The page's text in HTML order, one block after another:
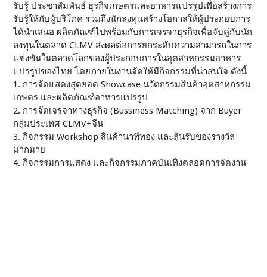
รับรู้ ประชาสัมพันธ์ ธุรกิจเกษตรและอาหารแปรรูปเพื่อสร้างการ
รับรู้ให้กับผู้บริโภค รวมถึงนักลงทุนสร้างโอกาสให้ผู้ประกอบการ
ได้นำเสนอ ผลิตภัณฑ์ไปพร้อมกับการเจรจาธุรกิจเพื่อจับคู่กับนัก
ลงทุนในตลาด CLMV ส่งผลต่อการยกระดับความสามารถในการ
แข่งขันในตลาดโลกของผู้ประกอบการในอุตสาหกรรมอาหาร
แปรรูปของไทย โดยภายในงานจัดให้มีกิจกรรมที่น่าสนใจ ดังนี้
1. การจัดแสดงสุดยอด Showcase นวัตกรรมสินค้าอุตสาหกรรม
เกษตร และผลิตภัณฑ์อาหารแปรรูป
2. การจัดเจรจาทางธุรกิจ (Bussiness Matching) จาก Buyer
กลุ่มประเทศ CLMV+จีน
3. กิจกรรม Workshop สินค้านาทีทอง และลุ้นรับของรางวัล
มากมาย
4. กิจกรรมการแสดง และกิจกรรมภาคบันเทิงตลอดการจัดงาน